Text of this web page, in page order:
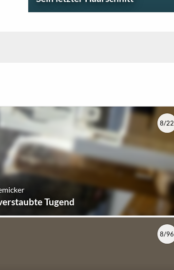
Tugend
8/22
8/96